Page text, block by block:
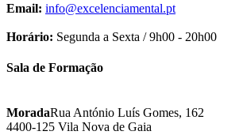
Email: info@excelenciamental.pt
Horário: Segunda a Sexta / 9h00 - 20h00
Sala de Formação
MoradaRua António Luís Gomes, 162
4400-125 Vila Nova de Gaia